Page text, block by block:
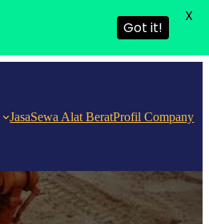
JasaSewa Alat BeratProfil Company
Got it!
X